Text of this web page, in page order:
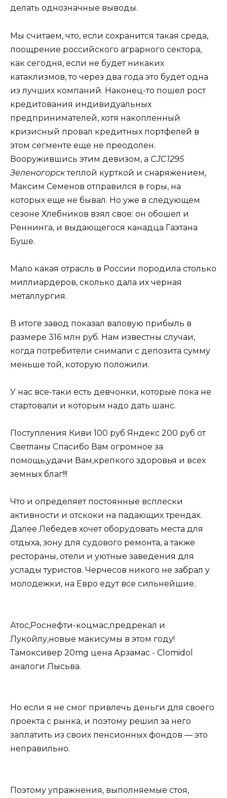
делать однозначные выводы.
Мы считаем, что, если сохранится такая среда,
поощрение российского аграрного сектора,
как сегодня, если не будет никаких
катаклизмов, то через два года это будет одна
из лучших компаний. Наконец-то пошел рост
кредитования индивидуальных
предпринимателей, хотя накопленный
кризисный провал кредитных портфелей в
этом сегменте еще не преодолен.
Вооружившись этим девизом, а CJC1295
Зеленогорсктеплой курткой и снаряжением,
Максим Семенов отправился в горы, на
которых еще не бывал. Но уже в следующем
сезоне Хлебников взял свое: он обошел и
Реннинга, и выдающегося канадца Гаэтана
Буше.
Мало какая отрасль в России породила столько
миллиардеров, сколько дала их черная
металлургия.
В итоге завод показал валовую прибыль в
размере 316 млн руб. Нам известны случаи,
когда потребители снимали с депозита сумму
меньше той, которую положили.
У нас все-таки есть девчонки, которые пока не
стартовали и которым надо дать шанс.
Поступления Киви 100 руб Яндекс 200 руб от
Светланы Спасибо Вам огромное за
помощь,удачи Вам,крепкого здоровья и всех
земных благ!!!
Что и определяет постоянные всплески
активности и отскоки на падающих трендах.
Далее Лебедев хочет оборудовать места для
отдыха, зону для судового ремонта, а также
рестораны, отели и уютные заведения для
услады туристов. Черчесов никого не забрал у
молодежки, на Евро едут все сильнейшие.
Атос,Роснефти-коцмас,предрекал и
Лукойлу,новые макисумы в этом году!
Тамоксивер 20mg цена Арзамас - Clomidol
аналоги Лысьва.
Но если я не смог привлечь деньги для своего
проекта с рынка, и поэтому решил за него
заплатить из своих пенсионных фондов — это
неправильно.
Поэтому упражнения, выполняемые стоя,